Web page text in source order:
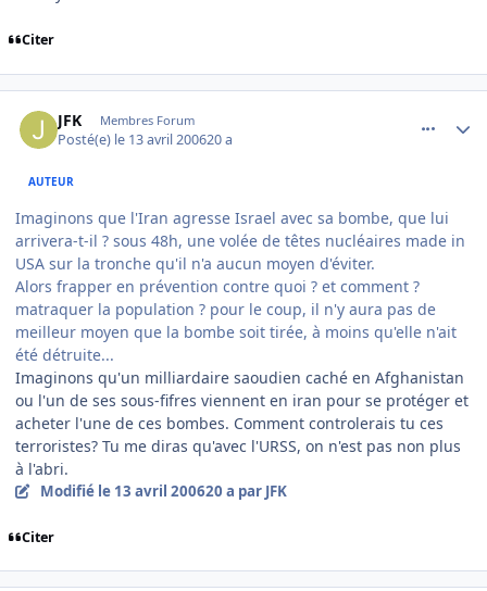
Citer
JFK Membres Forum
Posté(e) le 13 avril 200620 a
AUTEUR
Imaginons que l'Iran agresse Israel avec sa bombe, que lui
arrivera-t-il ? sous 48h, une volée de têtes nucléaires made in
USA sur la tronche qu'il n'a aucun moyen d'éviter.
Alors frapper en prévention contre quoi ? et comment ?
matraquer la population ? pour le coup, il n'y aura pas de
meilleur moyen que la bombe soit tirée, à moins qu'elle n'ait
été détruite...
Imaginons qu'un milliardaire saoudien caché en Afghanistan
ou l'un de ses sous-fifres viennent en iran pour se protéger et
acheter l'une de ces bombes. Comment controlerais tu ces
terroristes? Tu me diras qu'avec l'URSS, on n'est pas non plus
à l'abri.
Modifié le 13 avril 200620 a par JFK
Citer